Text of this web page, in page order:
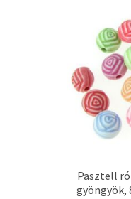
Pasztell
gyöngyök,